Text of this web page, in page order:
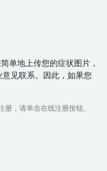
单地上传您的症状图片，
见联系。因此，如果您
，请单击在线注册按钮。